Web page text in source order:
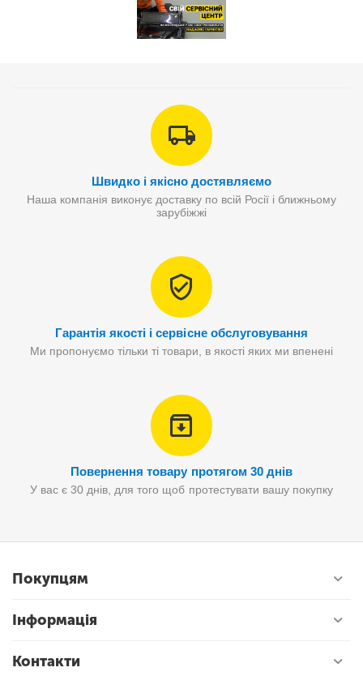
Швидко і якісно достявляємо
Наша компанія виконує доставку по всій Росії і ближньому
зарубіжжі
Гарантія якості і сервісне обслуговування
Ми пропонуємо тільки ті товари, в якості яких ми впенені
Повернення товару протягом 30 днів
У вас є 30 днів, для того щоб протестувати вашу покупку
Покупцям
Інформація
Контакти